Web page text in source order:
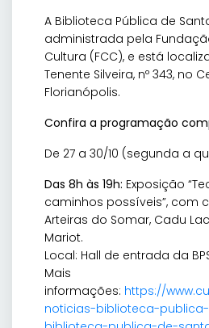
A Biblioteca Pública de
administrada pela
Cultura (FCC), e está
Tenente Silveira, nº 343, no
Florianópolis.
Confira a programação
De 27 a 30/10 (segunda a
Das 8h às 19h: Exposição
caminhos possíveis”, com
Arteiras do Somar, Cadu
Mariot.
Local: Hall de entrada da
Mais
informações: https://
noticias-biblioteca-